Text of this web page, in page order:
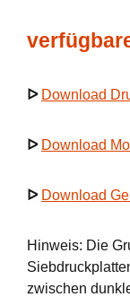
ᐅ Download
ᐅ Download
ᐅ Download
Hinweis: Die
zwischen